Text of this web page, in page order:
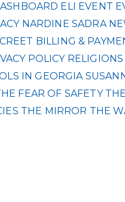
ELI EVENT
NARDINE SADRA
BILLING &
POLICY
IN GEORGIA
FEAR OF SAFETY
THE MIRROR THE